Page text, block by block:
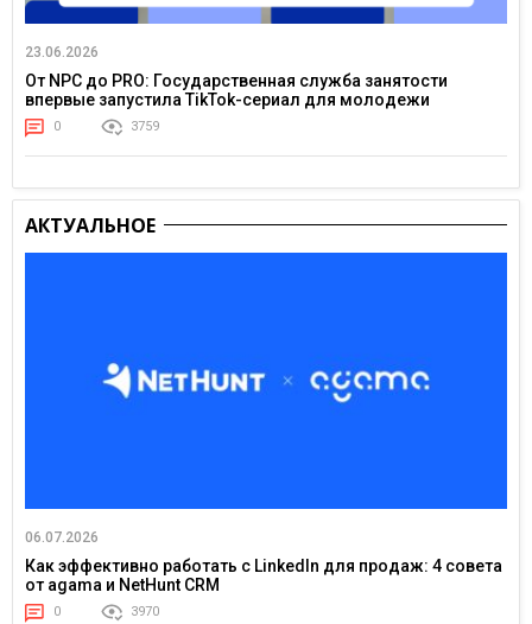
23.06.2026
От NPC до PRO: Государственная служба занятости
впервые запустила TikTok-сериал для молодежи
0 3759
АКТУАЛЬНОЕ
06.07.2026
Как эффективно работать с LinkedIn для продаж: 4 совета
от agama и NetHunt CRM
0 3970